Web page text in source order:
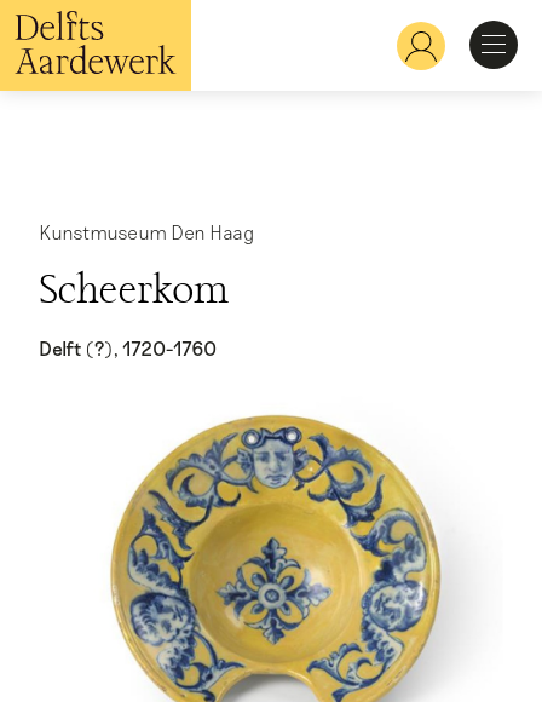
Overslaan
en
naar
de
Hoofdnavigatie
Bekijken
Kunstmuseum Den Haag
Scheerkom
Delft (?), 1720-1760